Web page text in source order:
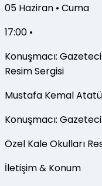
05 Haziran • Cuma
17:00 •
Konuşmacı:
Resim Sergisi
Mustafa Kemal
Konuşmacı:
Özel Kale Okulları
İletişim & Konum